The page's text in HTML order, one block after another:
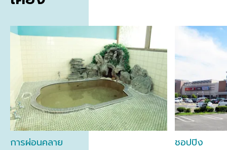
การผ่อนคลาย ชอปปิง